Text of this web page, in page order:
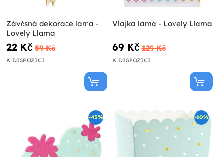
Závěsná dekorace lama -
Lovely Llama
22 Kč 59 Kč
K DISPOZICI
Vlajka lama - Lovely Llama
69 Kč 129 Kč
K DISPOZICI
-45% -60%